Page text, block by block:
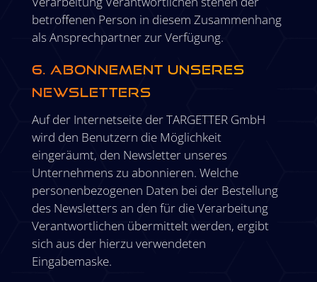
betroffenen Person in diesem Zusammenhang
als Ansprechpartner zur Verfügung.
6. Abonnement unseres
Newsletters
Auf der Internetseite der TARGETTER GmbH
wird den Benutzern die Möglichkeit
eingeräumt, den Newsletter unseres
Unternehmens zu abonnieren. Welche
personenbezogenen Daten bei der Bestellung
des Newsletters an den für die Verarbeitung
Verantwortlichen übermittelt werden, ergibt
sich aus der hierzu verwendeten
Eingabemaske.